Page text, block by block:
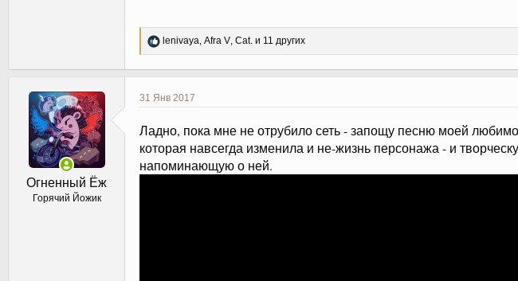
Р
к
и
:
lenivaya Afra V Cat. и 11 других
Огненный Ёж
Горячий Йожик
31 Янв 2017
Ладно, пока мне не отрубило сеть - запощу песню моей
которая навсегда изменила и не-жизнь персонажа - и
напоминающую о ней.